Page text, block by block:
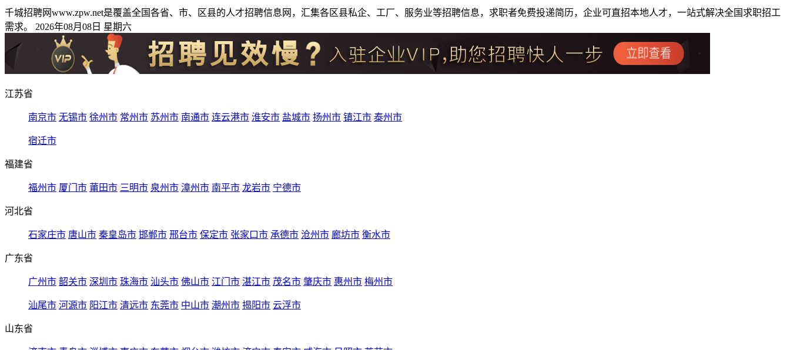
千城招聘网www.zpw.net是覆盖全国各省、市、区县的人才招聘信息网，汇集各区县私企、工厂、服务业等招聘信息，求职者免费投递简历，企业可直招本地人才，一站式解决全国求职招工
需求。 2026年08月08日 星期六
江苏省
南京市 无锡市 徐州市 常州市 苏州市 南通市 连云港市 淮安市 盐城市 扬州市 镇江市 泰州市
宿迁市
福建省
福州市 厦门市 莆田市 三明市 泉州市 漳州市 南平市 龙岩市 宁德市
河北省
石家庄市 唐山市 秦皇岛市 邯郸市 邢台市 保定市 张家口市 承德市 沧州市 廊坊市 衡水市
广东省
广州市 韶关市 深圳市 珠海市 汕头市 佛山市 江门市 湛江市 茂名市 肇庆市 惠州市 梅州市
汕尾市 河源市 阳江市 清远市 东莞市 中山市 潮州市 揭阳市 云浮市
山东省